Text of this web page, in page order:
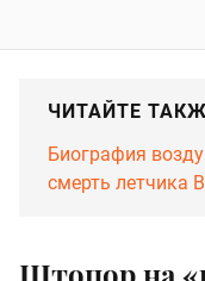
ЧИТАЙТЕ
Биография
смерть летчика